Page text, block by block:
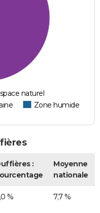
naturel
Zone humide
:
Moyenne
nationale
% 7,7 %